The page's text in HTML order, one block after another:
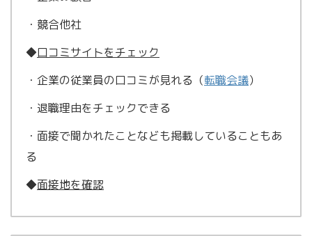
・競合他社
◆口コミサイトをチェック
・企業の従業員の口コミが見れる（転職会議）
・退職理由をチェックできる
・面接で聞かれたことなども掲載していることもあ
る
◆面接地を確認